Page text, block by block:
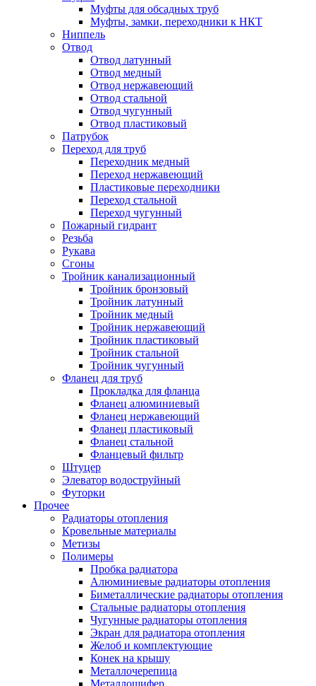
Муфты для обсадных труб
Муфты, замки, переходники к НКТ
Ниппель
Отвод
Отвод латунный
Отвод медный
Отвод нержавеющий
Отвод стальной
Отвод чугунный
Отвод пластиковый
Патрубок
Переход для труб
Переходник медный
Переход нержавеющий
Пластиковые переходники
Переход стальной
Переход чугунный
Пожарный гидрант
Резьба
Рукава
Сгоны
Тройник канализационный
Тройник бронзовый
Тройник латунный
Тройник медный
Тройник нержавеющий
Тройник пластиковый
Тройник стальной
Тройник чугунный
Фланец для труб
Прокладка для фланца
Фланец алюминиевый
Фланец нержавеющий
Фланец пластиковый
Фланец стальной
Фланцевый фильтр
Штуцер
Элеватор водоструйный
Футорки
Прочее
Радиаторы отопления
Кровельные материалы
Метизы
Полимеры
Пробка радиатора
Алюминиевые радиаторы отопления
Биметаллические радиаторы отопления
Стальные радиаторы отопления
Чугунные радиаторы отопления
Экран для радиатора отопления
Желоб и комплектующие
Конек на крышу
Металлочерепица
Металлошифер